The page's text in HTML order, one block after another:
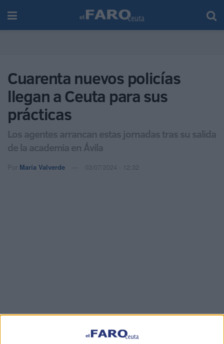
Cuarenta nuevos policías
llegan a Ceuta para sus
prácticas
Los agentes arrancan estas jornadas tras su salida
de la academia en Ávila
Por María Valverde 03/07/2024 - 12:32